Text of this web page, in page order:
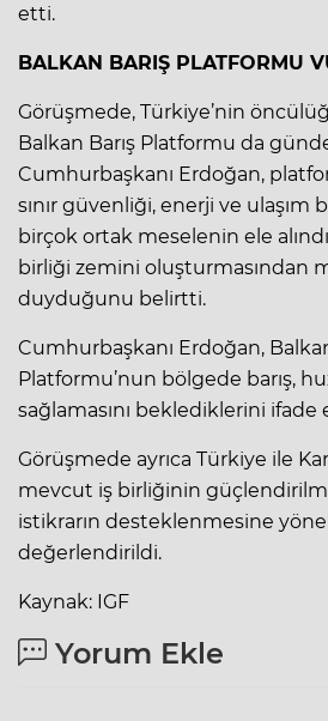
etti.
BALKAN BARIŞ PLATFORMU
Görüşmede, Türkiye’nin
Balkan Barış Platformu da
Cumhurbaşkanı Erdoğan,
sınır güvenliği, enerji ve ulaşım
birçok ortak meselenin ele
birliği zemini oluşturmasından
duyduğunu belirtti.
Cumhurbaşkanı Erdoğan,
Platformu’nun bölgede barış,
sağlamasını beklediklerini ifade
Görüşmede ayrıca Türkiye ile
mevcut iş birliğinin
istikrarın desteklenmesine
değerlendirildi.
Kaynak: IGF
Yorum Ekle